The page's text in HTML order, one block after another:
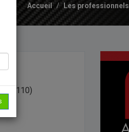
Accueil / Les professionnels
(50110)